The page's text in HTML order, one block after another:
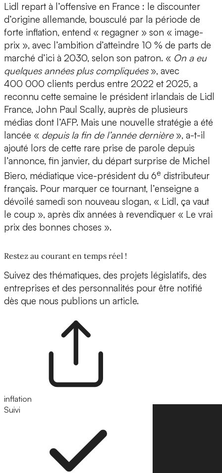
Lidl repart à l’offensive en France : le discounter
d’origine allemande, bousculé par la période de
forte inflation, entend « regagner » son « image-
prix », avec l’ambition d’atteindre 10 % de parts de
marché d’ici à 2030, selon son patron. « On a eu
quelques années plus compliquées », avec
400 000 clients perdus entre 2022 et 2025, a
reconnu cette semaine le président irlandais de Lidl
France, John Paul Scally, auprès de plusieurs
médias dont l’AFP. Mais une nouvelle stratégie a été
lancée « depuis la fin de l’année dernière», a-t-il
ajouté lors de cette rare prise de parole depuis
l’annonce, fin janvier, du départ surprise de Michel
Biero, médiatique vice-président du 6e distributeur
français. Pour marquer ce tournant, l’enseigne a
dévoilé samedi son nouveau slogan, « Lidl, ça vaut
le coup », après dix années à revendiquer « Le vrai
prix des bonnes choses ».
Restez au courant en temps réel !
Suivez des thématiques, des projets législatifs, des
entreprises et des personnalités pour être notifié
dès que nous publions un article.
inflation
Suivi